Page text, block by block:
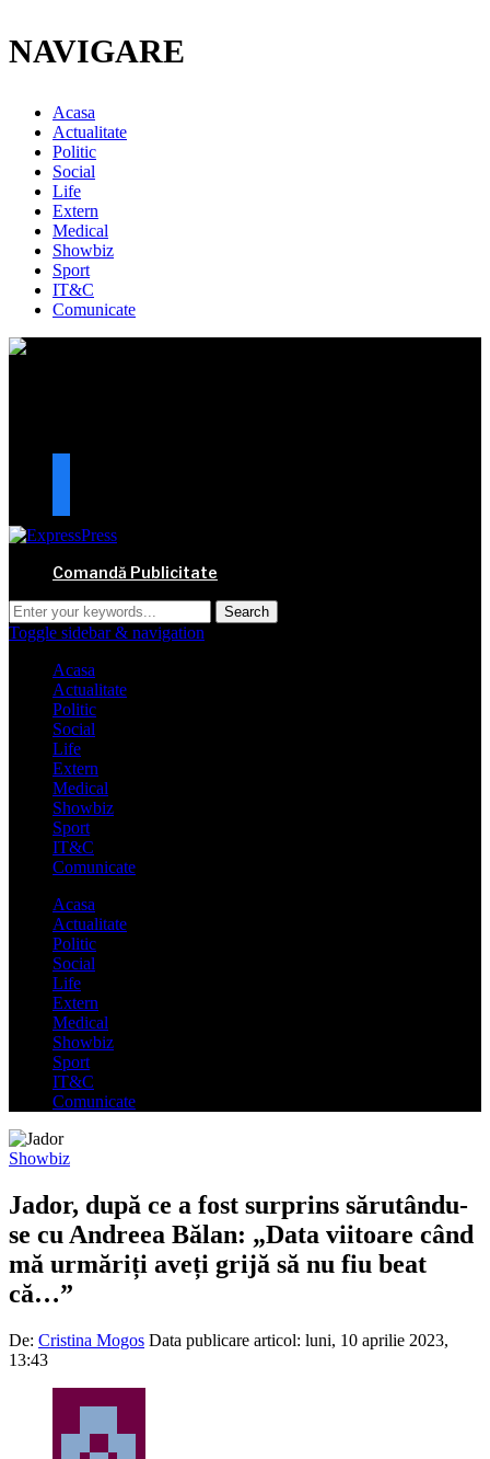
NAVIGARE
Acasa
Actualitate
Politic
Social
Life
Extern
Medical
Showbiz
Sport
IT&C
Comunicate
Comandă Publicitate
Toggle sidebar & navigation
Acasa
Actualitate
Politic
Social
Life
Extern
Medical
Showbiz
Sport
IT&C
Comunicate
Acasa
Actualitate
Politic
Social
Life
Extern
Medical
Showbiz
Sport
IT&C
Comunicate
Showbiz
Jador, după ce a fost surprins sărutându-
se cu Andreea Bălan: „Data viitoare când
mă urmăriți aveți grijă să nu fiu beat
că…”
De: Cristina Mogos Data publicare articol: luni, 10 aprilie 2023,
13:43